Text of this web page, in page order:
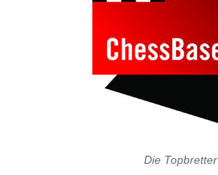
Die Topbretter